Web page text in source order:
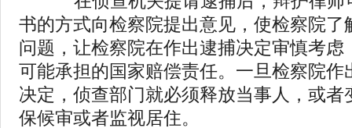
书的方式向检察院提出意见，使检察院了
问题，让检察院在作出逮捕决定审慎考虑
可能承担的国家赔偿责任。一旦检察院作
决定，侦查部门就必须释放当事人，或者
保候审或者监视居住。